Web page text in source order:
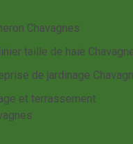
Chavagnes
taille de haie
de jardinage
et terrassement